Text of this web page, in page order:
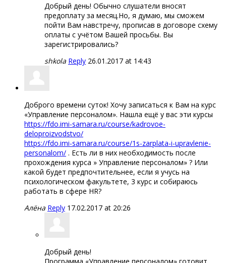
Добрый день! Обычно слушатели вносят
предоплату за месяц.Но, я думаю, мы сможем
пойти Вам навстречу, прописав в договоре схему
оплаты с учётом Вашей просьбы. Вы
зарегистрировались?
shkola Reply 26.01.2017 at 14:43
Доброго времени суток! Хочу записаться к Вам на курс
«Управление персоналом». Нашла ещё у вас эти курсы
https://fdo.imi-samara.ru/course/kadrovoe-
deloproizvodstvo/
https://fdo.imi-samara.ru/course/1s-zarplata-i-upravlenie-
personalom/ . Есть ли в них необходимость после
прохождения курса » Управление персоналом» ? Или
какой будет предпочтительнее, если я учусь на
психологическом факультете, 3 курс и собираюсь
работать в сфере HR?
Алёна Reply 17.02.2017 at 20:26
Добрый день!
Программа «Управление персоналом» готовит